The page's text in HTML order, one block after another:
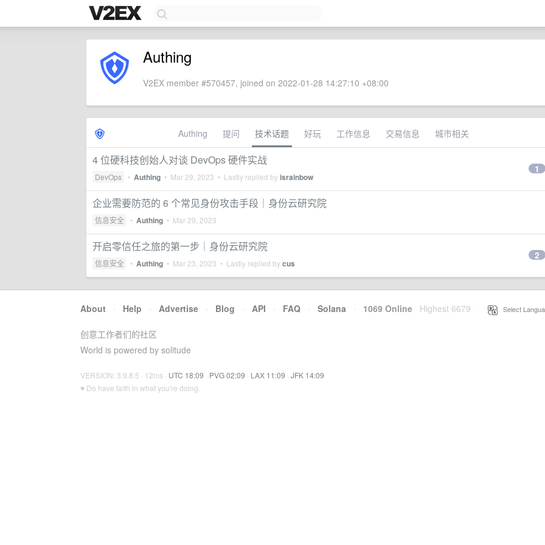
Authing
V2EX member #570457, joined on 2022-01-28 14:27:10 +08:00
Authing 提问 技术话题 好玩 工作信息 交易信息 城市相关
4 位硬科技创始人对谈 DevOps 硬件实战
DevOps • Authing • Mar 29, 2023 • Lastly replied byisrainbow
1
企业需要防范的 6 个常见身份攻击手段｜身份云研究院
信息安全 • Authing • Mar 29, 2023
开启零信任之旅的第一步｜身份云研究院
信息安全 • Authing • Mar 23, 2023 • Lastly replied bycus
2
About · Help · Advertise · Blog · API · FAQ · Solana · 1069 Online Highest 6679 Select
创意工作者们的社区
World is powered by solitude
VERSION: 3.9.8.5 · 12ms · UTC 18:09 · PVG 02:09 · LAX 11:09 · JFK 14:09
♥ Do have faith in what you're doing.